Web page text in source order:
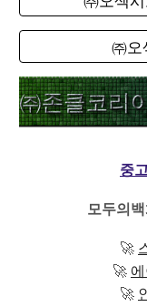
㈜오
중
모두의
🚀
🚀
🚀